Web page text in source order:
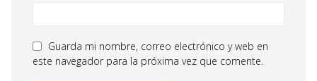
Guarda mi nombre, correo electrónico y web en
este navegador para la próxima vez que comente.